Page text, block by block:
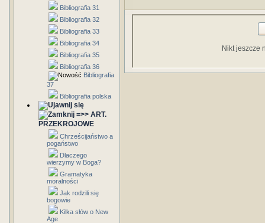
Bibliografia 31
Bibliografia 32
Bibliografia 33
Bibliografia 34
Bibliografia 35
Bibliografia 36
Bibliografia
37
Bibliografia polska
=>> ART.
PRZEKROJOWE
Chrześcijaństwo a
pogaństwo
Dlaczego
wierzymy w Boga?
Gramatyka
moralności
Jak rodzili się
bogowie
Kilka słów o New
Age
Nikt jeszcze